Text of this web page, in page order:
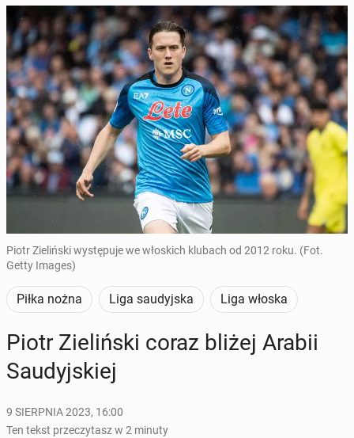
Piotr Zieliński występuje we włoskich klubach od 2012 roku. (Fot.
Getty Images)
Piłka nożna Liga saudyjska Liga włoska
Piotr Zie­liń­ski coraz bliżej Arabii
Sau­dyj­skiej
9 SIERPNIA 2023, 16:00
Ten tekst przeczytasz w 2 minuty